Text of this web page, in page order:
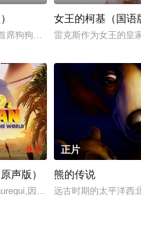
席狗狗，是一只在白金汉宫过着
女王的柯基（国语
雷克斯作为女王的皇
博士在偶然之中得到了一块神
9.0
声版）
因阿基·贝拉尔特,坎迪多·乌
正片
熊的传说
远古时期的太平洋西